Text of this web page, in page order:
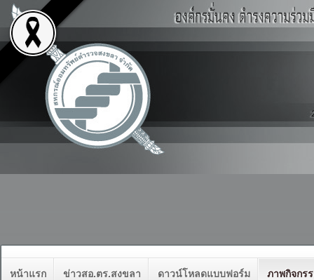
หน้าแรก ข่าวสอ.ตร.สงขลา ดาวน์โหลดแบบฟอร์ม ภาพกิจกร